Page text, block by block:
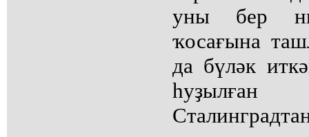
уны бер
ҡосағына
да бүләк
һуҙылған